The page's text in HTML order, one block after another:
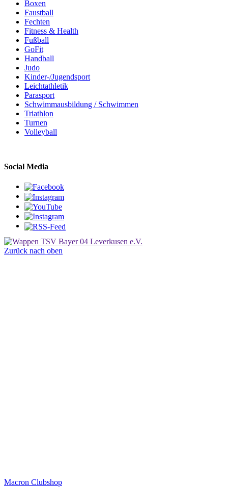
Boxen
Faustball
Fechten
Fitness & Health
Fußball
GoFit
Handball
Judo
Kinder-/Jugendsport
Leichtathletik
Parasport
Schwimmausbildung / Schwimmen
Triathlon
Turnen
Volleyball
Social Media
Zurück nach oben
Macron Clubshop